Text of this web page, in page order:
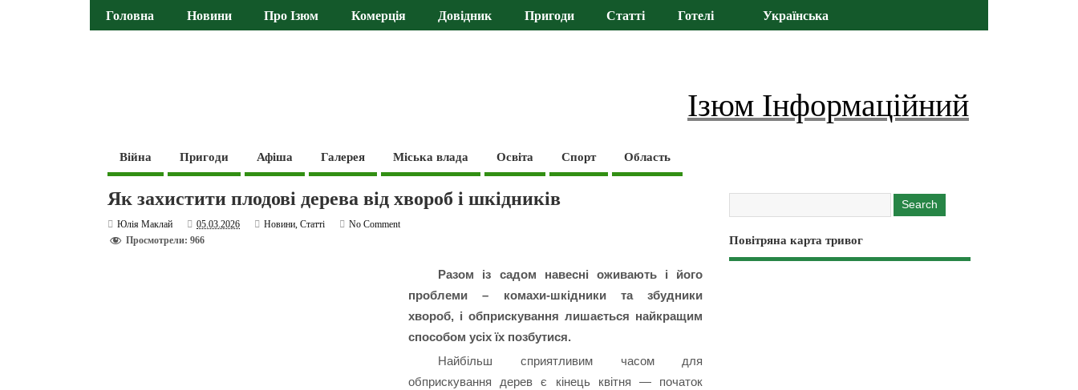
Головна Новини Про Ізюм Комерція Довідник Пригоди Статті Готелі Українська
Ізюм Інформаційний
Війна Пригоди Афіша Галерея Міська влада Освіта Спорт Область
Як захистити плодові дерева від хвороб і шкідників
Юлія Маклай 05.03.2026 Новини,Статті
No Comment
Просмотрели: 966
Разом із садом навесні оживають і його
проблеми – комахи-шкідники та збудники
хвороб, і обприскування лишається найкращим
способом усіх їх позбутися.
Найбільш сприятливим часом для
обприскування дерев є кінець квітня — початок
Повітряна карта тривог